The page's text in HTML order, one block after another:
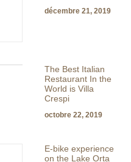
décembre 21, 2019
The Best Italian
Restaurant In the
World is Villa
Crespi
octobre 22, 2019
E-bike experience
on the Lake Orta